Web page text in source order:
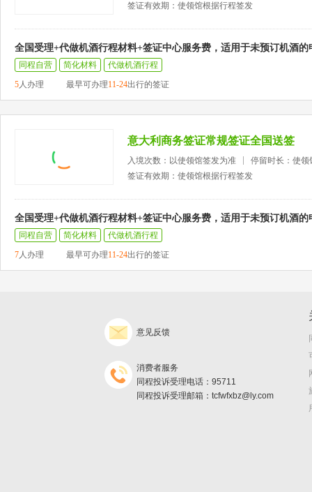
签证有效期：使领馆根据行程签发
全国受理+代做机酒行程材料+签证中心服务费，适用于未预订机酒的
同程自营 简化材料
代做机酒行程
5人办理 最早可办理11-24出行的签证
意大利商务签证常规签证全国送签
入境次数：以使领馆签发为准
停留时长：使领
签证有效期：使领馆根据行程签发
全国受理+代做机酒行程材料+签证中心服务费，适用于未预订机酒的
同程自营 简化材料
代做机酒行程
7人办理 最早可办理11-24出行的签证
意见反馈
消费者服务
同程投诉受理电话：95711
同程投诉受理邮箱：tcfwfxbz@ly.com